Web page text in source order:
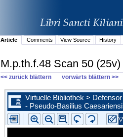
Article Comments View Source History
M.p.th.f.48 Scan 50 (25v)
<< zurück blättern vorwärts blättern >>